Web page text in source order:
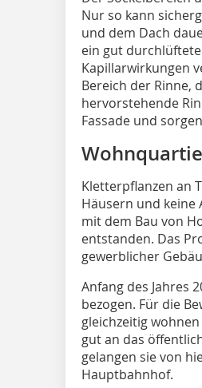
Nur so kann
und dem Dach
ein gut
Kapillarwirkungen
Bereich der Rinne,
hervorstehende
Fassade und
Kletterpflanzen an
Häusern und keine
mit dem Bau von
entstanden. Das
gewerblicher
Anfang des Jahres
bezogen. Für die
gleichzeitig
gut an das
gelangen sie von
Hauptbahnhof.